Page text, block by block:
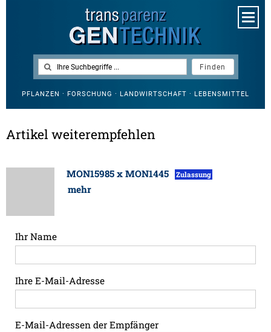
PFLANZEN · FORSCHUNG · LANDWIRTSCHAFT · LEBENSMITTEL
Artikel weiterempfehlen
MON15985 x MON1445 Zulassung
mehr
Ihr Name
Ihre E-Mail-Adresse
E-Mail-Adressen der Empfänger